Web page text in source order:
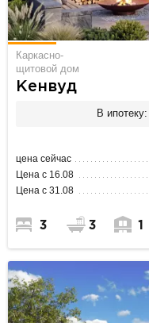
Каркасно-
щитовой дом
Кенвуд
В ипотеку:
цена сейчас
Цена с 16.08
Цена с 31.08
3 3 1